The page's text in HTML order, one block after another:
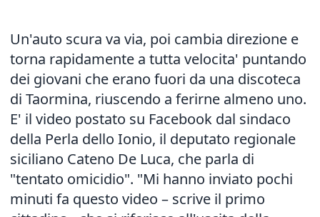
Un'auto scura va via, poi cambia direzione e
torna rapidamente a tutta velocita' puntando
dei giovani che erano fuori da una discoteca
di Taormina, riuscendo a ferirne almeno uno.
E' il video postato su Facebook dal sindaco
della Perla dello Ionio, il deputato regionale
siciliano Cateno De Luca, che parla di
"tentato omicidio". "Mi hanno inviato pochi
minuti fa questo video – scrive il primo